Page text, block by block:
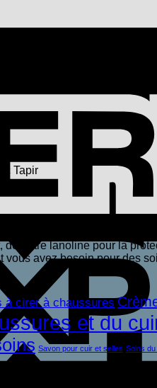
Tapir
nous avons toujours
de notre lanoline pour la
vous avez besoin pour des
à cirer à chaussures
et du
Savon pour cuir et selles Soins